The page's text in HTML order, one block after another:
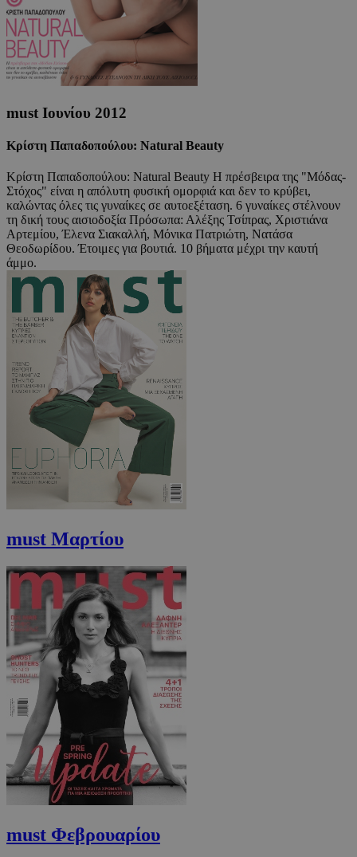
must Ιουνίου 2012
Κρίστη Παπαδοπούλου: Natural Beauty
Κρίστη Παπαδοπούλου: Natural Beauty Η πρέσβειρα της "Μόδας-
Στόχος" είναι η απόλυτη φυσική ομορφιά και δεν το κρύβει,
καλώντας όλες τις γυναίκες σε αυτοεξέταση. 6 γυναίκες στέλνουν
τη δική τους αισιοδοξία Πρόσωπα: Αλέξης Τσίπρας, Χριστιάνα
Αρτεμίου, Έλενα Σιακαλλή, Μόνικα Πατριώτη, Νατάσα
Θεοδωρίδου. Έτοιμες για βουτιά. 10 βήματα μέχρι την καυτή
άμμο.
must Μαρτίου
must Φεβρουαρίου